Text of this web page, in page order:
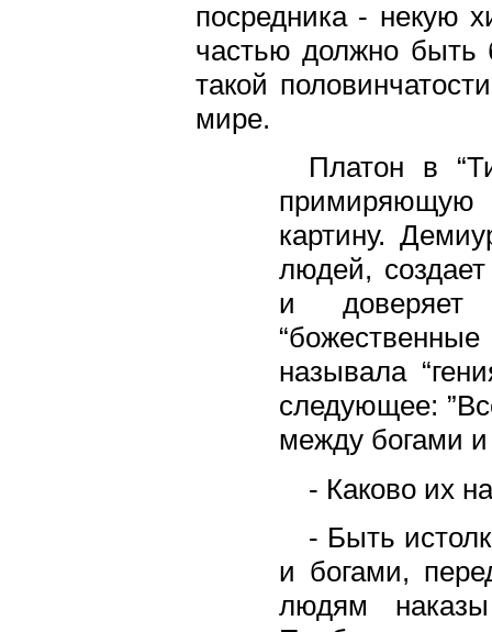
посредника - некую
частью должно быть
такой
мире.
Платон в
примиряющую
картину.
людей,
и доверяет
называла
следующее:
между богами
- Каково их
- Быть
и богами,
людям